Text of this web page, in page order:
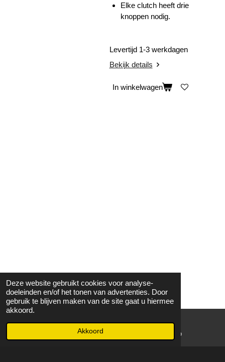
Deze website gebruikt cookies voor analyse-
doeleinden en/of het tonen van advertenties. Door
gebruik te blijven maken van de site gaat u hiermee
akkoord.
Akkoord
Elke clutch heeft drie
knoppen nodig.
Levertijd 1-3 werkdagen
Bekijk details
In winkelwagen
WhatsApp